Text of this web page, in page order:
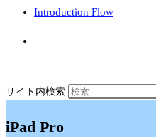
Introduction Flow
サイト内検索
iPad Pro